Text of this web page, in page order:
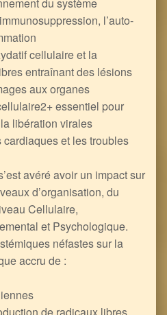
l’auto-
cellulaire et la
entraînant des lésions
aux organes
essentiel pour
libération virales
et les troubles
avéré avoir un impact sur
d’organisation, du
Cellulaire,
et Psychologique.
néfastes sur la
accru de :